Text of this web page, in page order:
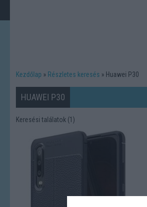
Kezdőlap Részletes keresés Huawei P30
HUAWEI P30
Keresési találatok (1)